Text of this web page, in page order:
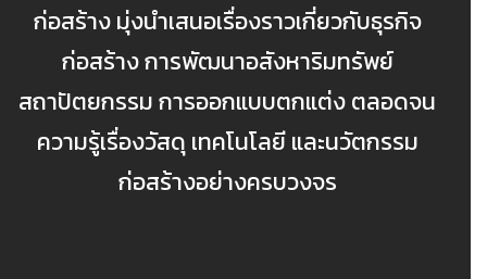
ก่อสร้าง มุ่งนำเสนอเรื่องราวเกี่ยวกับธุรกิจ
ก่อสร้าง การพัฒนาอสังหาริมทรัพย์
สถาปัตยกรรม การออกแบบตกแต่ง ตลอดจน
ความรู้เรื่องวัสดุ เทคโนโลยี และนวัตกรรม
ก่อสร้างอย่างครบวงจร